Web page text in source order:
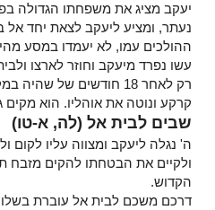
יעקב מציג את משפחתו הגדולה
נעתר, ומציע ליעקב לצאת יחד אל
ההולכים עמו, לא יעמדו במסע
עשו נפרד מיעקב וחוזר לארצו
רק לאחר 18 חודשים
קרקע ונוטה את אוהליו. הוא
שבים לבית אל (לה, א-טו)
ה' נגלה ליעקב ומצווה עליו לקום
ולקיים את הבטחתו להקים מזבח
הקדוש.
דרכם משכם לבית אל עוברת